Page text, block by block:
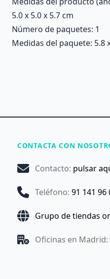
5.0 x 5.0 x 5.7 cm
Número de paquetes: 1
Medidas del paquete: 5.8
CONTACTA CON
Contacto: pulsar
Teléfono: 91 141 96
Grupo de tiendas
Oficinas en